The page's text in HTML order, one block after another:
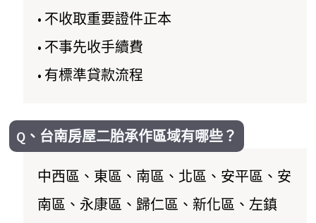
• 不收取重要證件正本
• 不事先收手續費
• 有標準貸款流程
Q、台南房屋二胎承作區域有哪些？
中西區、東區、南區、北區、安平區、安
南區、永康區、歸仁區、新化區、左鎮